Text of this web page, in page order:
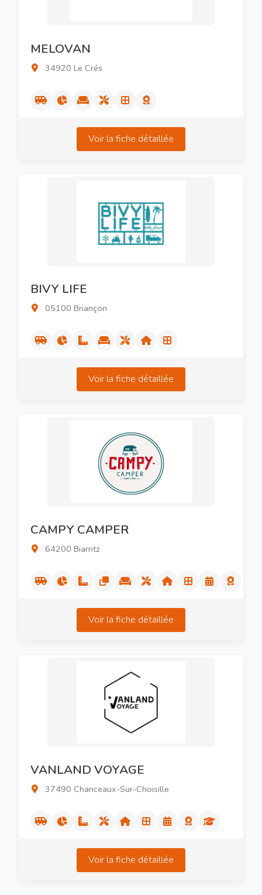
MELOVAN
34920 Le Crés
Voir la fiche détaillée
BIVY LIFE
05100 Briançon
Voir la fiche détaillée
CAMPY CAMPER
64200 Biarritz
Voir la fiche détaillée
VANLAND VOYAGE
37490 Chanceaux-Sur-Choisille
Voir la fiche détaillée